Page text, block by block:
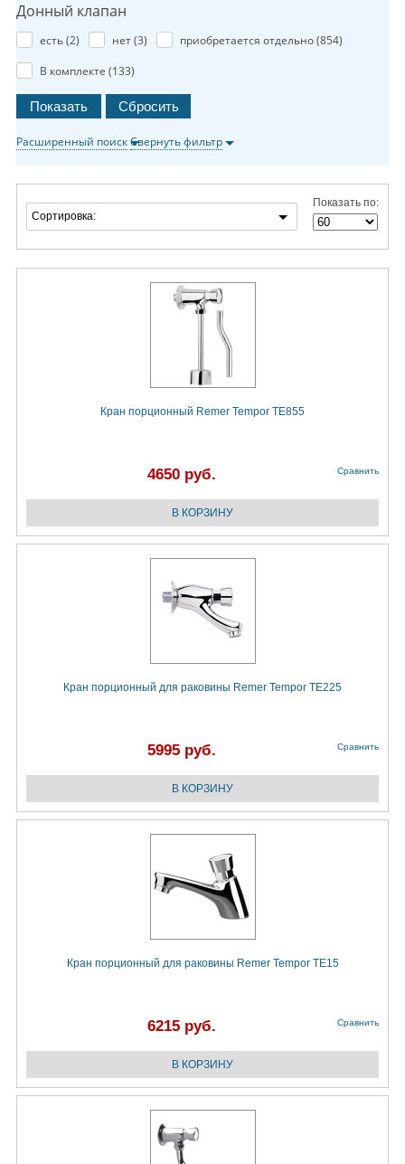
Донный клапан
есть (2) нет (3) приобретается отдельно (854)
В комплекте (133)
Расширенный поискСвернуть фильтр
Сортировка:
Показать по:
Кран порционный Remer Tempor TE855
4650 руб. Сравнить
Кран порционный для раковины Remer Tempor TE225
5995 руб. Сравнить
Кран порционный для раковины Remer Tempor TE15
6215 руб. Сравнить